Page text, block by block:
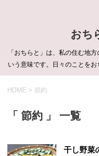
おち
「おちらと」は、私の住む地
いう意味です。日々のことをお
HOME > 節約
「 節約 」 一覧
干し野菜